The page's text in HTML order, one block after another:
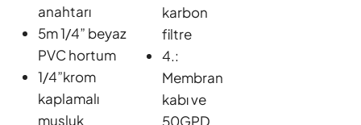
anahtarı
5m 1/4” beyaz
PVC hortum
1/4”krom
kaplamalı
musluk
karbon
filtre
4.:
Membran
kabı ve
50GPD